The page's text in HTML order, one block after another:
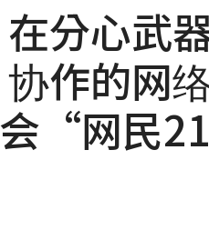
在分心武
协作的网
会“网民